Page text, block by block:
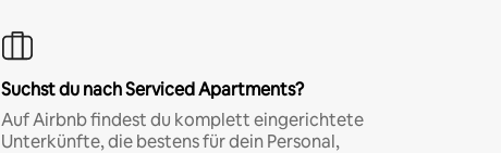
Suchst du nach Serviced Apartments?
Auf Airbnb findest du komplett eingerichtete
Unterkünfte, die bestens für dein Personal,